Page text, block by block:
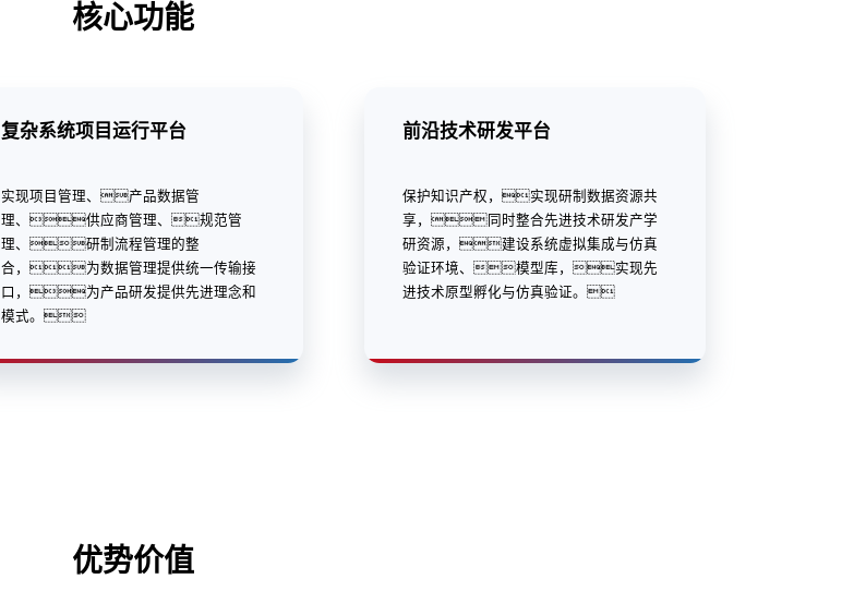
核心功能
复杂系统项目运行平台
实现项目管理、产品数据管
理、供应商管理、规范管
理、研制流程管理的整
合，为数据管理提供统一传输接
口，为产品研发提供先进理念和
模式。
前沿技术研发平台
保护知识产权，实现研制数据资源共
享，同时整合先进技术研发产学
研资源，建设系统虚拟集成与仿真
验证环境、模型库，实现先
进技术原型孵化与仿真验证。
优势价值